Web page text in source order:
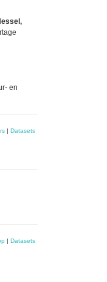
en
| Datasets
| Datasets